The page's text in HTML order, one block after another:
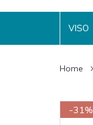
VISO
Home
-31%